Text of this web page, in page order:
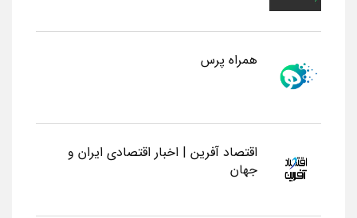
همراه پرس
اقتصاد آفرین | اخبار اقتصادی ایران و
جهان